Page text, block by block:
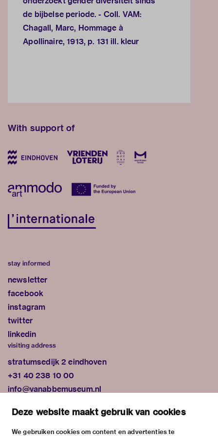
Deze website maakt gebruik van cookies
We gebruiken cookies om content en advertenties te
de bijbelse periode. - Coll. VAM:
Chagall, Marc, Hommage à
Apollinaire, 1913, p. 131 ill. kleur
With support of
stay informed
newsletter
facebook
instagram
twitter
linkedin
visiting address
stratumsedijk 2 eindhoven
+31 40 238 10 00
info@vanabbemuseum.nl
exhibitions
activities